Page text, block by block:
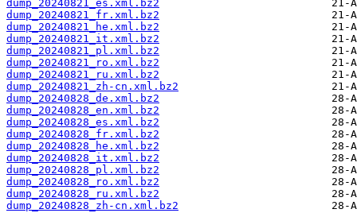
dump_20240821_es.xml.bz2
dump_20240821_fr.xml.bz2
dump_20240821_he.xml.bz2
dump_20240821_it.xml.bz2
dump_20240821_pl.xml.bz2
dump_20240821_ro.xml.bz2
dump_20240821_ru.xml.bz2
dump_20240821_zh-cn.xml.bz2
dump_20240828_de.xml.bz2
dump_20240828_en.xml.bz2
dump_20240828_es.xml.bz2
dump_20240828_fr.xml.bz2
dump_20240828_he.xml.bz2
dump_20240828_it.xml.bz2
dump_20240828_pl.xml.bz2
dump_20240828_ro.xml.bz2
dump_20240828_ru.xml.bz2
dump_20240828_zh-cn.xml.bz2